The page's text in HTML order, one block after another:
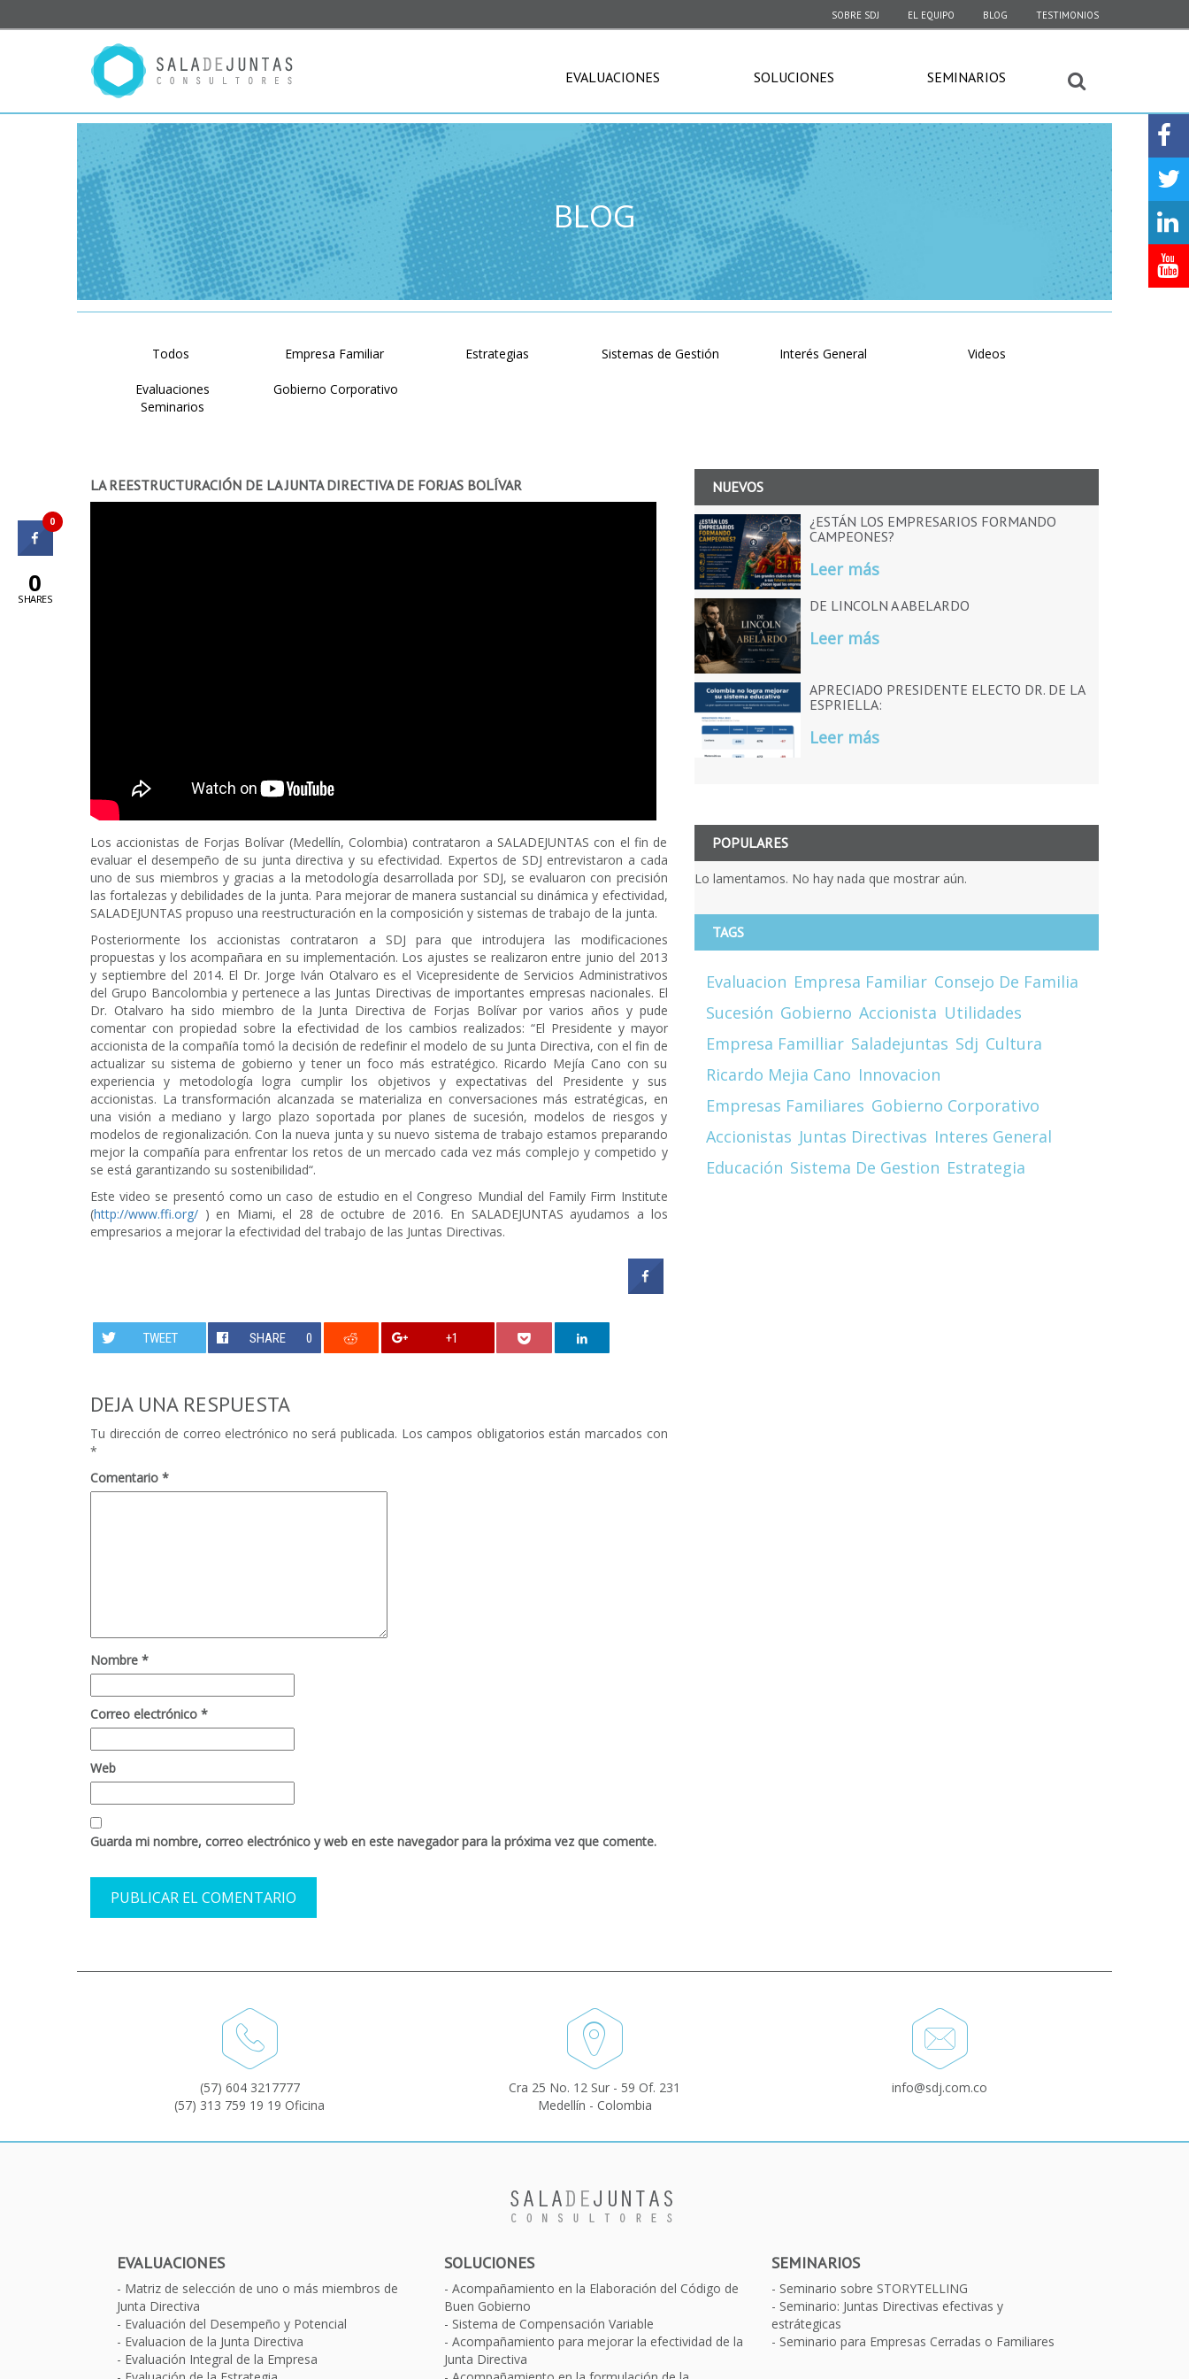
SOBRE SDJ EL EQUIPO BLOG TESTIMONIOS
EVALUACIONES SOLUCIONES SEMINARIOS
BLOG
Todos Empresa Familiar Estrategias Sistemas de Gestión Interés General Videos
Evaluaciones
Seminarios
Gobierno Corporativo
LA REESTRUCTURACIÓN DE LA JUNTA DIRECTIVA DE FORJAS BOLÍVAR
Los accionistas de Forjas Bolívar (Medellín, Colombia) contrataron a SALADEJUNTAS con el fin de
evaluar el desempeño de su junta directiva y su efectividad. Expertos de SDJ entrevistaron a cada
uno de sus miembros y gracias a la metodología desarrollada por SDJ, se evaluaron con precisión
las fortalezas y debilidades de la junta. Para mejorar de manera sustancial su dinámica y efectividad,
SALADEJUNTAS propuso una reestructuración en la composición y sistemas de trabajo de la junta.
Posteriormente los accionistas contrataron a SDJ para que introdujera las modificaciones
propuestas y los acompañara en su implementación. Los ajustes se realizaron entre junio del 2013
y septiembre del 2014. El Dr. Jorge Iván Otalvaro es el Vicepresidente de Servicios Administrativos
del Grupo Bancolombia y pertenece a las Juntas Directivas de importantes empresas nacionales. El
Dr. Otalvaro ha sido miembro de la Junta Directiva de Forjas Bolívar por varios años y pude
comentar con propiedad sobre la efectividad de los cambios realizados: “El Presidente y mayor
accionista de la compañía tomó la decisión de redefinir el modelo de su Junta Directiva, con el fin de
actualizar su sistema de gobierno y tener un foco más estratégico. Ricardo Mejía Cano con su
experiencia y metodología logra cumplir los objetivos y expectativas del Presidente y sus
accionistas. La transformación alcanzada se materializa en conversaciones más estratégicas, en
una visión a mediano y largo plazo soportada por planes de sucesión, modelos de riesgos y
modelos de regionalización. Con la nueva junta y su nuevo sistema de trabajo estamos preparando
mejor la compañía para enfrentar los retos de un mercado cada vez más complejo y competido y
se está garantizando su sostenibilidad“.
Este video se presentó como un caso de estudio en el Congreso Mundial del Family Firm Institute
(http://www.ffi.org/ ) en Miami, el 28 de octubre de 2016. En SALADEJUNTAS ayudamos a los
empresarios a mejorar la efectividad del trabajo de las Juntas Directivas.
TWEET SHARE 0 +1
DEJA UNA RESPUESTA
Tu dirección de correo electrónico no será publicada. Los campos obligatorios están marcados con
*
Comentario *
Nombre *
Correo electrónico *
Web
Guarda mi nombre, correo electrónico y web en este navegador para la próxima vez que comente.
NUEVOS
¿ESTÁN LOS EMPRESARIOS FORMANDO
CAMPEONES?
Leer más
DE LINCOLN A ABELARDO
Leer más
APRECIADO PRESIDENTE ELECTO DR. DE LA
ESPRIELLA:
Leer más
POPULARES
Lo lamentamos. No hay nada que mostrar aún.
TAGS
Evaluacion Empresa Familiar Consejo De Familia
Sucesión Gobierno Accionista Utilidades
Empresa Familliar Saladejuntas Sdj Cultura
Ricardo Mejia Cano Innovacion
Empresas Familiares Gobierno Corporativo
Accionistas Juntas Directivas Interes General
Educación Sistema De Gestion Estrategia
(57) 604 3217777
(57) 313 759 19 19 Oficina
Cra 25 No. 12 Sur - 59 Of. 231
Medellín - Colombia
info@sdj.com.co
EVALUACIONES
Matriz de selección de uno o más miembros de
Junta Directiva
Evaluación del Desempeño y Potencial
Evaluacion de la Junta Directiva
Evaluación Integral de la Empresa
SOLUCIONES
Acompañamiento en la Elaboración del Código de
Buen Gobierno
Sistema de Compensación Variable
Acompañamiento para mejorar la efectividad de la
Junta Directiva
SEMINARIOS
Seminario sobre STORYTELLING
Seminario: Juntas Directivas efectivas y
estrátegicas
Seminario para Empresas Cerradas o Familiares
0
0
SHARES